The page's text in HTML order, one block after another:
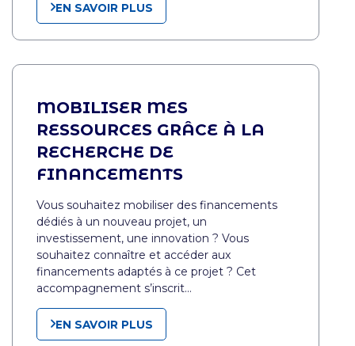
EN SAVOIR PLUS
MOBILISER MES
RESSOURCES GRÂCE À LA
RECHERCHE DE
FINANCEMENTS
Vous souhaitez mobiliser des financements
dédiés à un nouveau projet, un
investissement, une innovation ? Vous
souhaitez connaître et accéder aux
financements adaptés à ce projet ? Cet
accompagnement s’inscrit…
EN SAVOIR PLUS